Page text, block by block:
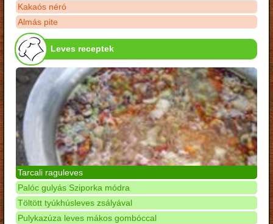
Kakaós néró
Almás pite
Leves receptek
Tarcali raguleves
Palóc gulyás Sziporka módra
Töltött tyúkhúsleves zsályával
Pulykazúza leves mákos gombóccal